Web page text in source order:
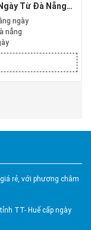
Từ Đà Nẵng
ngày
nẵng
rẻ, với phương châm
TT- Huế cấp ngày